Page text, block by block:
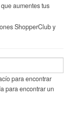
aumentes tus
ShopperClub y
para encontrar
para encontrar un